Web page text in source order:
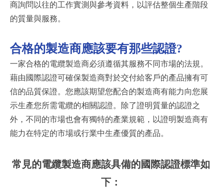
商詢問以往的工作實測與參考資料，以評估整個生產階段
的質量與服務。
合格的製造商應該要有那些認證?
一家合格的電纜製造商必須遵循其服務不同市場的法規。
藉由國際認證可確保製造商對於交付給客戶的產品擁有可
信的品質保證。您應該期望您配合的製造商有能力向您展
示生產您所需電纜的相關認證。除了證明質量的認證之
外，不同的市場也會有獨特的產業規範，以證明製造商有
能力在特定的市場或行業中生產優質的產品。
常見的電纜製造商應該具備的國際認證標準如
下：